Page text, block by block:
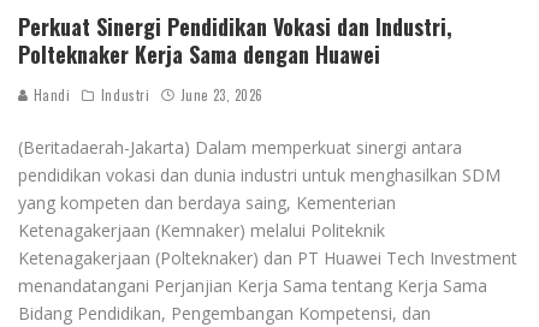
Perkuat Sinergi Pendidikan Vokasi dan Industri,
Polteknaker Kerja Sama dengan Huawei
Handi Industri June 23, 2026
(Beritadaerah-Jakarta) Dalam memperkuat sinergi antara
pendidikan vokasi dan dunia industri untuk menghasilkan SDM
yang kompeten dan berdaya saing, Kementerian
Ketenagakerjaan (Kemnaker) melalui Politeknik
Ketenagakerjaan (Polteknaker) dan PT Huawei Tech Investment
menandatangani Perjanjian Kerja Sama tentang Kerja Sama
Bidang Pendidikan, Pengembangan Kompetensi, dan